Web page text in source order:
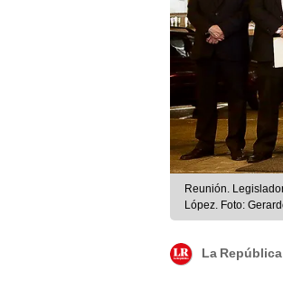
Reunión.
López. Foto: